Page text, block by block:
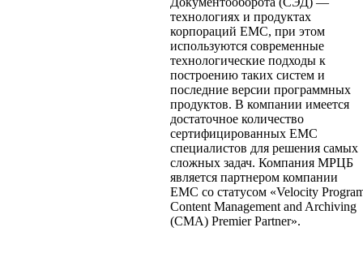
технологиях и продуктах
корпораций EMC, при этом
используются современные
технологические подходы к
построению таких систем и
последние версии программных
продуктов. В компании имеется
достаточное количество
сертифицированных ЕМС
специалистов для решения самых
сложных задач. Компания МРЦБ
является партнером компании
ЕМС со статусом «Velocity
Content Management and Archiving
(CMA) Premier Partner».